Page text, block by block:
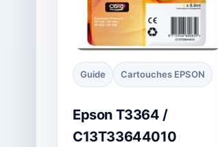
Guide Cartouches EPSON
Epson T3364 /
C13T33644010